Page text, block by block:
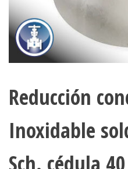
Reducción
Inoxidable
Sch. cédula